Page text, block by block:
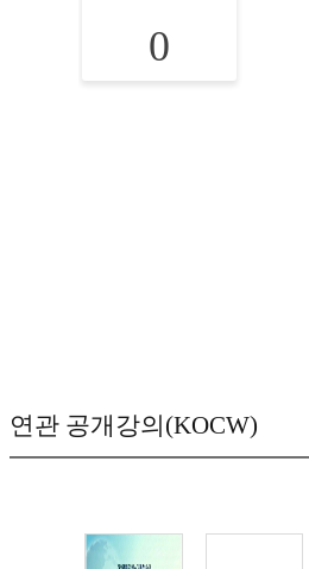
0
연관 공개강의(KOCW)